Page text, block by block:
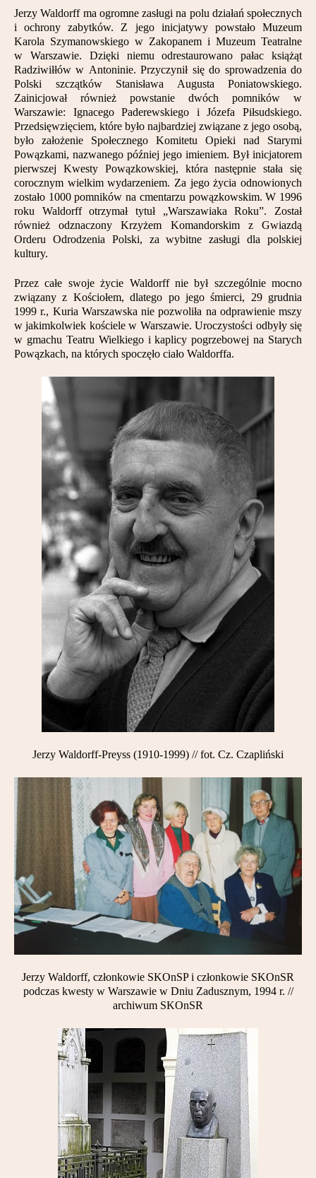
Jerzy Waldorff ma ogromne zasługi na polu działań społecznych
i ochrony zabytków. Z jego inicjatywy powstało Muzeum
Karola Szymanowskiego w Zakopanem i Muzeum Teatralne
w Warszawie. Dzięki niemu odrestaurowano pałac książąt
Radziwiłłów w Antoninie. Przyczynił się do sprowadzenia do
Polski szczątków Stanisława Augusta Poniatowskiego.
Zainicjował również powstanie dwóch pomników w
Warszawie: Ignacego Paderewskiego i Józefa Piłsudskiego.
Przedsięwzięciem, które było najbardziej związane z jego osobą,
było założenie Społecznego Komitetu Opieki nad Starymi
Powązkami, nazwanego później jego imieniem. Był inicjatorem
pierwszej Kwesty Powązkowskiej, która następnie stała się
corocznym wielkim wydarzeniem. Za jego życia odnowionych
zostało 1000 pomników na cmentarzu powązkowskim. W 1996
roku Waldorff otrzymał tytuł „Warszawiaka Roku”. Został
również odznaczony Krzyżem Komandorskim z Gwiazdą
Orderu Odrodzenia Polski, za wybitne zasługi dla polskiej
kultury.
Przez całe swoje życie Waldorff nie był szczególnie mocno
związany z Kościołem, dlatego po jego śmierci, 29 grudnia
1999 r., Kuria Warszawska nie pozwoliła na odprawienie mszy
w jakimkolwiek kościele w Warszawie. Uroczystości odbyły się
w gmachu Teatru Wielkiego i kaplicy pogrzebowej na Starych
Powązkach, na których spoczęło ciało Waldorffa.
Jerzy Waldorff-Preyss (1910-1999) // fot. Cz. Czapliński
Jerzy Waldorff, członkowie SKOnSP i członkowie SKOnSR
podczas kwesty w Warszawie w Dniu Zadusznym, 1994 r. //
archiwum SKOnSR